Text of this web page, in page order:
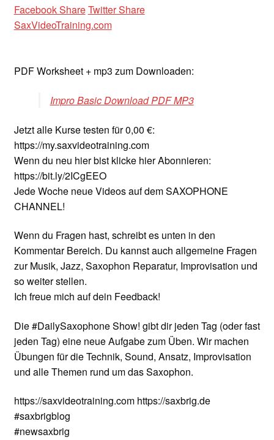
Facebook ShareTwitter Share
SaxVideoTraining.com
PDF Worksheet + mp3 zum Downloaden:
Impro Basic Download PDF MP3
Jetzt alle Kurse testen für 0,00 €:
https://my.saxvideotraining.com
Wenn du neu hier bist klicke hier Abonnieren:
https://bit.ly/2ICgEEO
Jede Woche neue Videos auf dem SAXOPHONE
CHANNEL!
Wenn du Fragen hast, schreibt es unten in den
Kommentar Bereich. Du kannst auch allgemeine Fragen
zur Musik, Jazz, Saxophon Reparatur, Improvisation und
so weiter stellen.
Ich freue mich auf dein Feedback!
Die #DailySaxophone Show! gibt dir jeden Tag (oder fast
jeden Tag) eine neue Aufgabe zum Üben. Wir machen
Übungen für die Technik, Sound, Ansatz, Improvisation
und alle Themen rund um das Saxophon.
https://saxvideotraining.com https://saxbrig.de
#saxbrigblog
#newsaxbrig